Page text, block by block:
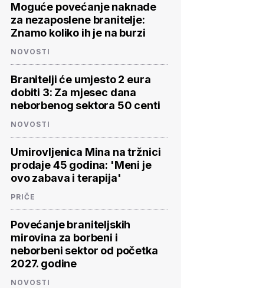
Moguće povećanje naknade
za nezaposlene branitelje:
Znamo koliko ih je na burzi
NOVOSTI
Branitelji će umjesto 2 eura
dobiti 3: Za mjesec dana
neborbenog sektora 50 centi
NOVOSTI
Umirovljenica Mina na tržnici
prodaje 45 godina: 'Meni je
ovo zabava i terapija'
PRIČE
Povećanje braniteljskih
mirovina za borbeni i
neborbeni sektor od početka
2027. godine
NOVOSTI